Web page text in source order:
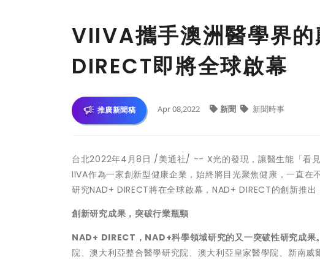
VIIVA攜手澳洲醫學界
DIRECT即將全球啟幕
推廣新聞稿 Apr 08,2022 新聞 新聞時事
台北2022年4月8日 /美通社/ -- X光的發現，讓醫生能 「看見
IIVA作為一家創新型健康企業，始終將目光聚焦健康，一直
研究NAD+ DIRECT將在全球啟幕，NAD+ DIRECT的創新推
創新研究成果，突破行業瓶頸
NAD+ DIRECT ， NAD+科學領域研究的又一突破性研究成果。
院、澳大利亞整合醫學研究院、澳大利亞皇家醫學院、新南